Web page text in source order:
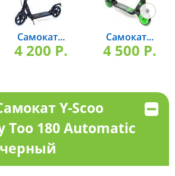
Самокат...
4 200 P.
Самокат...
4 500 P.
Y-Scoo
Too 180 Automatic